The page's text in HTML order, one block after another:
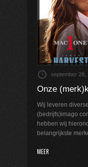
september 28,
Onze
Wij leveren
(bedrijfs)imago
hebben wij
belangrijkste
MEER